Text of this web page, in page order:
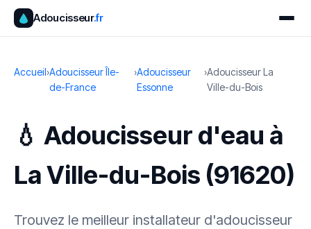
Adoucisseur.fr
Accueil›Adoucisseur Île-
de-France
›Adoucisseur
Essonne
›Adoucisseur La
Ville-du-Bois
💧 Adoucisseur d'eau à
La Ville-du-Bois (91620)
Trouvez le meilleur installateur d'adoucisseur